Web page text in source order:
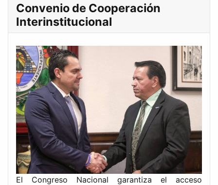
Convenio de Cooperación
Interinstitucional
El Congreso Nacional garantiza el acceso